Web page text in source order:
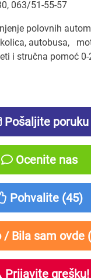
, 063/51-55-57
polovnih
autobusa,
i stručna pomoć
Pošaljite poruku
Ocenite nas
Pohvalite (45)
Bila sam ovde (
Prijavite grešku!